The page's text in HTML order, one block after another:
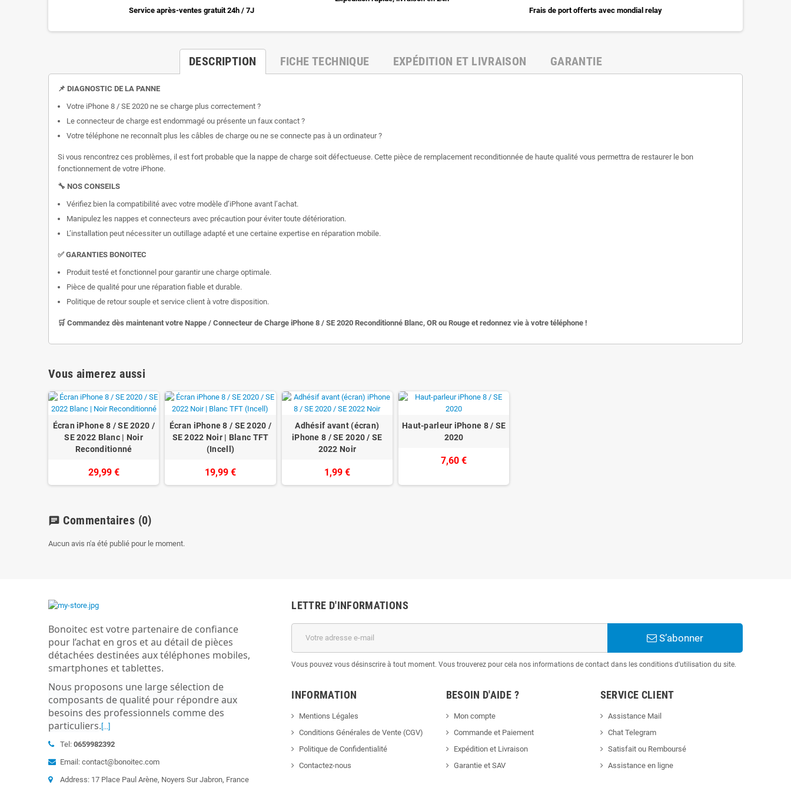
Service après-ventes gratuit 24h / 7J
Frais de port offerts avec mondial relay
DESCRIPTION FICHE TECHNIQUE EXPÉDITION ET LIVRAISON GARANTIE
📌 DIAGNOSTIC DE LA PANNE
Votre iPhone 8 / SE 2020 ne se charge plus correctement ?
Le connecteur de charge est endommagé ou présente un faux contact ?
Votre téléphone ne reconnaît plus les câbles de charge ou ne se connecte pas à un ordinateur ?
Si vous rencontrez ces problèmes, il est fort probable que la nappe de charge soit défectueuse. Cette pièce de remplacement reconditionnée de haute qualité vous permettra de restaurer le bon
fonctionnement de votre iPhone.
🔧 NOS CONSEILS
Vérifiez bien la compatibilité avec votre modèle d’iPhone avant l’achat.
Manipulez les nappes et connecteurs avec précaution pour éviter toute détérioration.
L’installation peut nécessiter un outillage adapté et une certaine expertise en réparation mobile.
✅ GARANTIES BONOITEC
Produit testé et fonctionnel pour garantir une charge optimale.
Pièce de qualité pour une réparation fiable et durable.
Politique de retour souple et service client à votre disposition.
🛒 Commandez dès maintenant votre Nappe / Connecteur de Charge iPhone 8 / SE 2020 Reconditionné Blanc, OR ou Rouge et redonnez vie à votre téléphone !
Vous aimerez aussi
Écran iPhone 8 / SE 2020 /
SE 2022 Blanc | Noir
Reconditionné
29,99 €
Écran iPhone 8 / SE 2020 /
SE 2022 Noir | Blanc TFT
(Incell)
19,99 €
Adhésif avant (écran)
iPhone 8 / SE 2020 / SE
2022 Noir
1,99 €
Haut-parleur iPhone 8 / SE
2020
7,60 €
chat Commentaires (0)
Aucun avis n'a été publié pour le moment.
Bonoitec est votre partenaire de confiance
pour l’achat en gros et au détail de pièces
détachées destinées aux téléphones mobiles,
smartphones et tablettes.
Nous proposons une large sélection de
composants de qualité pour répondre aux
besoins des professionnels comme des
particuliers. [...]
Tel: 0659982392
Email: contact@bonoitec.com
Address: 17 Place Paul Arène, Noyers Sur Jabron, France
LETTRE D'INFORMATIONS
S’abonner
Vous pouvez vous désinscrire à tout moment. Vous trouverez pour cela nos informations de contact dans les conditions d'utilisation du site.
INFORMATION
Mentions Légales
Conditions Générales de Vente (CGV)
Politique de Confidentialité
Contactez-nous
BESOIN D'AIDE ?
Mon compte
Commande et Paiement
Expédition et Livraison
Garantie et SAV
SERVICE CLIENT
Assistance Mail
Chat Telegram
Satisfait ou Remboursé
Assistance en ligne